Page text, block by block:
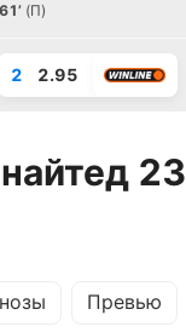
61’ (П)
2 2.95
23
Превью